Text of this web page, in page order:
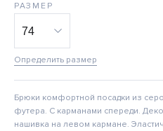
РАЗМЕР
Определить размер
Брюки комфортной посадки из
футера. С карманами спереди.
нашивка на левом кармане.